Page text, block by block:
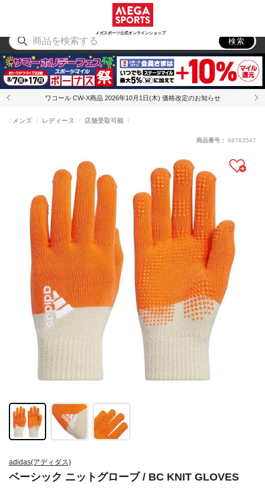
メガスポーツ公式オンラインショップ
アウトドア
検索
ワコール CW-X商品 2026年10月1日(木) 価格改定のお知らせ
adidas(アディダス)
ベーシック ニットグローブ / BC KNIT GLOVES
メンズ レディース 店舗受取可能
商品番号： 68783547